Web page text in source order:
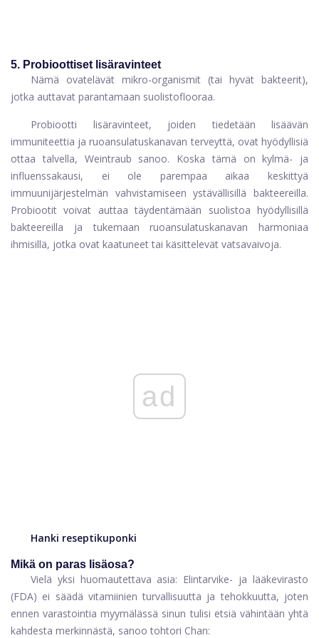
5. Probioottiset lisäravinteet
Nämä ovatelävät mikro-organismit (tai hyvät bakteerit),
jotka auttavat parantamaan suolistoflooraa.
Probiootti
lisäravinteet, joiden tiedetään lisäävän
immuniteettia ja ruoansulatuskanavan terveyttä, ovat hyödyllisiä
ottaa talvella, Weintraub sanoo. Koska tämä on kylmä- ja
influenssakausi, ei ole parempaa aikaa keskittyä
immuunijärjestelmän vahvistamiseen ystävällisillä bakteereilla.
Probiootit voivat auttaa täydentämään suolistoa hyödyllisillä
bakteereilla ja tukemaan ruoansulatuskanavan harmoniaa
ihmisillä, jotka ovat kaatuneet tai käsittelevät vatsavaivoja.
ad
Hanki reseptikuponki
Mikä on paras lisäosa?
Vielä yksi huomautettava asia: Elintarvike- ja lääkevirasto
(FDA) ei säädä vitamiinien turvallisuutta ja tehokkuutta, joten
ennen varastointia myymälässä sinun tulisi etsiä vähintään yhtä
kahdesta merkinnästä, sanoo tohtori Chan: